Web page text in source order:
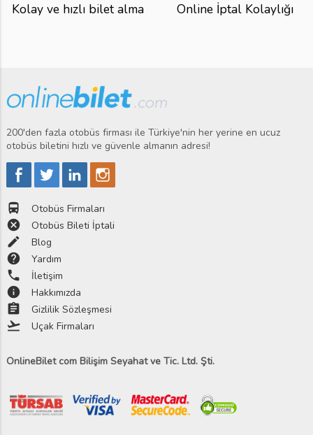
Kolay ve hızlı bilet alma Online İptal Kolaylığı
200'den fazla otobüs firması ile Türkiye'nin her yerine en ucuz
otobüs biletini hızlı ve güvenle almanın adresi!
directions_bus Otobüs Firmaları
cancel Otobüs Bileti İptali
edit Blog
help Yardım
phone İletişim
info Hakkımızda
assignment Gizlilik Sözleşmesi
flight_takeoff Uçak Firmaları
OnlineBilet com Bilişim Seyahat ve Tic. Ltd. Şti.